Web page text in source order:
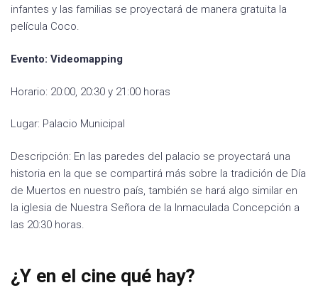
infantes y las familias se proyectará de manera gratuita la
película Coco.
Evento: Videomapping
Horario: 20:00, 20:30 y 21:00 horas
Lugar: Palacio Municipal
Descripción: En las paredes del palacio se proyectará una
historia en la que se compartirá más sobre la tradición de Día
de Muertos en nuestro país, también se hará algo similar en
la iglesia de Nuestra Señora de la Inmaculada Concepción a
las 20:30 horas.
¿Y en el cine qué hay?